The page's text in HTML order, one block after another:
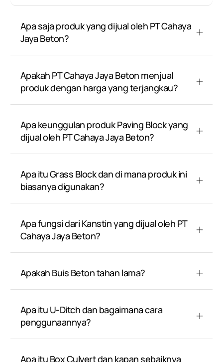
Apa saja produk yang dijual oleh PT Cahaya
Jaya Beton?
Apakah PT Cahaya Jaya Beton menjual
produk dengan harga yang terjangkau?
Apa keunggulan produk Paving Block yang
dijual oleh PT Cahaya Jaya Beton?
Apa itu Grass Block dan di mana produk ini
biasanya digunakan?
Apa fungsi dari Kanstin yang dijual oleh PT
Cahaya Jaya Beton?
Apakah Buis Beton tahan lama?
Apa itu U-Ditch dan bagaimana cara
penggunaannya?
Apa itu Box Culvert dan kapan sebaiknya